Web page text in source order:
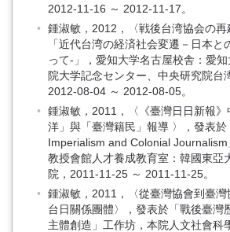
2012-11-16 ～ 2012-11-17。
鍾淑敏，2012，〈戦後台湾協会の
「近代台湾の経済社会変遷－日本と
って-」，愛知大学名古屋校舎：愛
院大学記念センター、中央研究院台
2012-08-04 ～ 2012-08-05。
鍾淑敏，2011，〈《臺灣日日新報
洋」與「臺灣籍民」報導 〉，發表
Imperialism and Colonial
教授會館人才養成教育室：韓國東亞
院，2011-11-25 ～ 2011-11-25。
鍾淑敏，2011，〈從臺灣協會到臺
台日關係團體〉，發表於「戰後臺灣
主體創造」工作坊，本院人文社會科